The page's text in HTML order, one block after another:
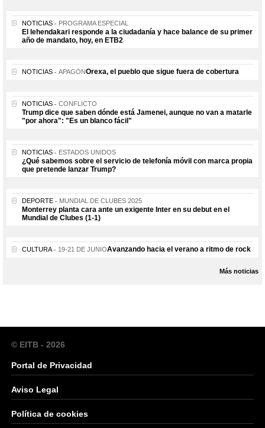
NOTICIAS PROGRAMA ESPECIAL
El lehendakari responde a la ciudadanía y hace balance de su primer
año de mandato, hoy, en ETB2
NOTICIAS APAGÓNOrexa, el pueblo que sigue fuera de cobertura
NOTICIAS CONFLICTO
Trump dice que saben dónde está Jamenei, aunque no van a matarle
"por ahora": "Es un blanco fácil"
NOTICIAS ESTADOS UNIDOS
¿Qué sabemos sobre el servicio de telefonía móvil con marca propia
que pretende lanzar Trump?
DEPORTE MUNDIAL DE CLUBES 2025
Monterrey planta cara ante un exigente Inter en su debut en el
Mundial de Clubes (1-1)
CULTURA 19-21 DE JUNIOAvanzando hacia el verano a ritmo de rock
Más noticias
© EITB - 2026
Portal de Privacidad
Aviso Legal
Política de cookies